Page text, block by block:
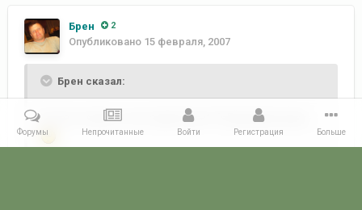
Брен 2
Опубликовано 15 февраля, 2007
Брен сказал:
Кстати слева от нас памятник Ф.Э.Дзержинскому
Форумы Непрочитанные Войти Регистрация Больше